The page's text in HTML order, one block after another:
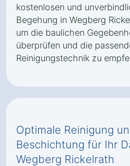
kostenlosen und
Begehung in Wegberg
um die baulichen
überprüfen und die
Reinigungstechnik zu
Optimale Reinigung
Beschichtung für Ihr
Wegberg Rickelrath